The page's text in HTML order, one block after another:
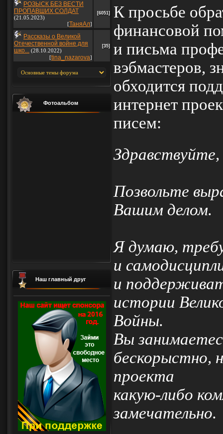
РОЗЫСК БЕЗ ВЕСТИ
ПРОПАВШИХ СОЛДАТ
(21.05.2023)
[ТаняАл]
[6051]
Рассказы о Великой
Отечественной войне для
шко... (28.10.2022)
[tina_nazarova]
[35]
Фотоальбом
Наш главный друг
К просьбе
финансовой
и письма
вэбмастеров,
обходится
интернет
писем:
Позвольте
Вашим делом.
Я думаю,
и
и
истории
Войны.
Вы
бескорыстно,
проекта
какую-либо
замечательно.